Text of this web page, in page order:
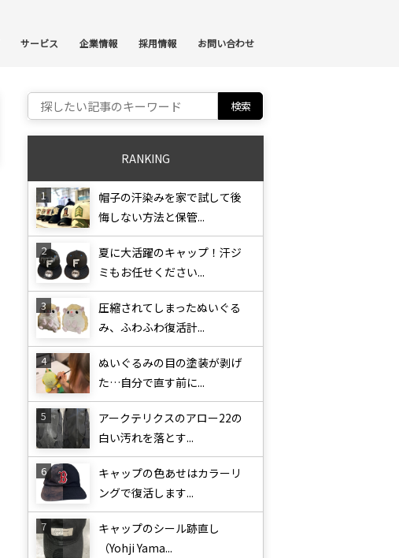
サービス 企業情報 採用情報 お問い合わせ
Search for:
RANKING
帽子の汗染みを家で試して後
悔しない方法と保管...
夏に大活躍のキャップ！汗ジ
ミもお任せください...
圧縮されてしまったぬいぐる
み、ふわふわ復活計...
ぬいぐるみの目の塗装が剥げ
た…自分で直す前に...
アークテリクスのアロー22の
白い汚れを落とす...
キャップの色あせはカラーリ
ングで復活します...
キャップのシール跡直し
（Yohji Yama...